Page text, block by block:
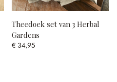
Theedoek set van 3 Herbal
Gardens
€ 34,95